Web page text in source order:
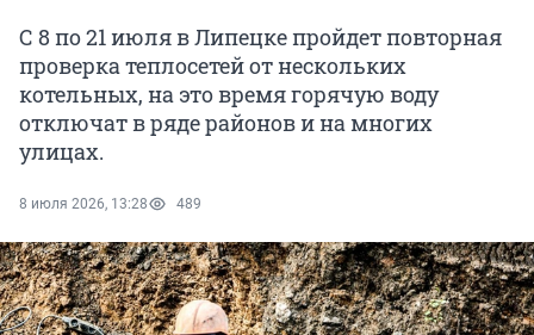
С 8 по 21 июля в Липецке пройдет повторная
проверка теплосетей от нескольких
котельных, на это время горячую воду
отключат в ряде районов и на многих
улицах.
8 июля 2026, 13:28 489